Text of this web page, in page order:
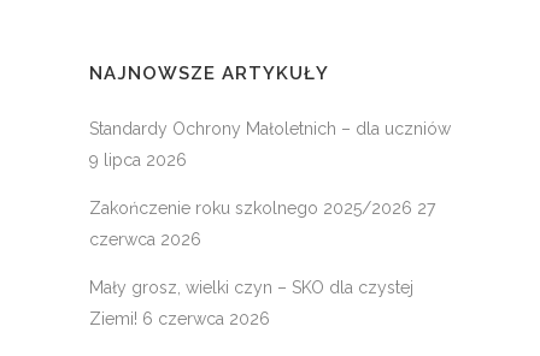
NAJNOWSZE ARTYKUŁY
Standardy Ochrony Małoletnich – dla uczniów
9 lipca 2026
Zakończenie roku szkolnego 2025/2026 27
czerwca 2026
Mały grosz, wielki czyn – SKO dla czystej
Ziemi! 6 czerwca 2026